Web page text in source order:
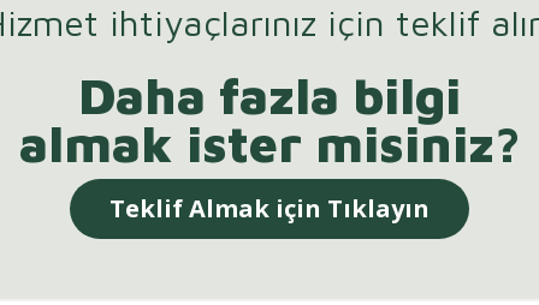
ihtiyaçlarınız için teklif
Daha fazla bilgi
almak ister misiniz?
Teklif Almak için Tıklayın